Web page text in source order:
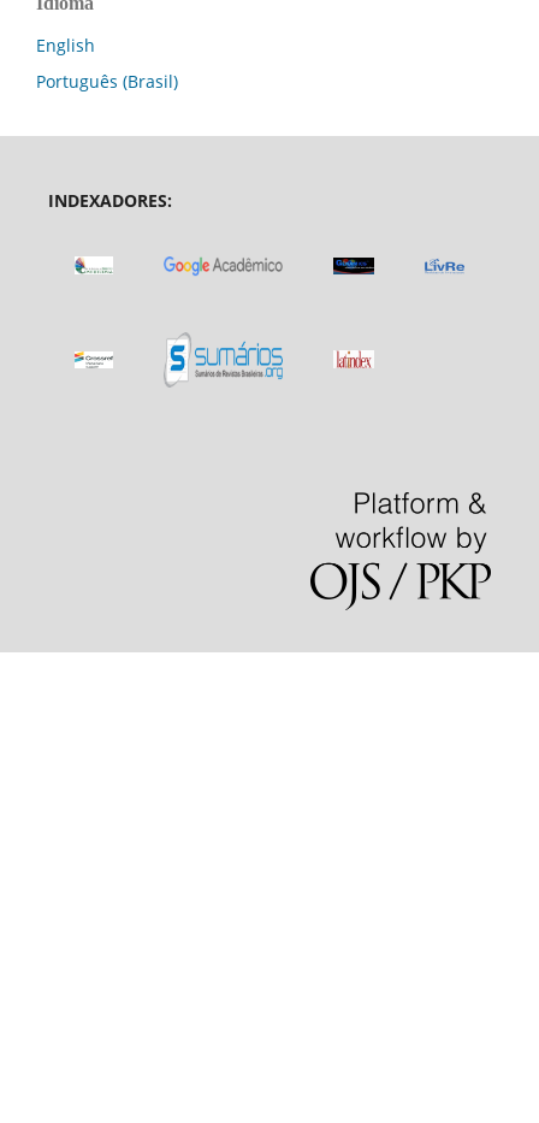
English
Português (Brasil)
INDEXADORES: